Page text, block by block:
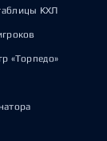
КХЛ
«Торпедо»